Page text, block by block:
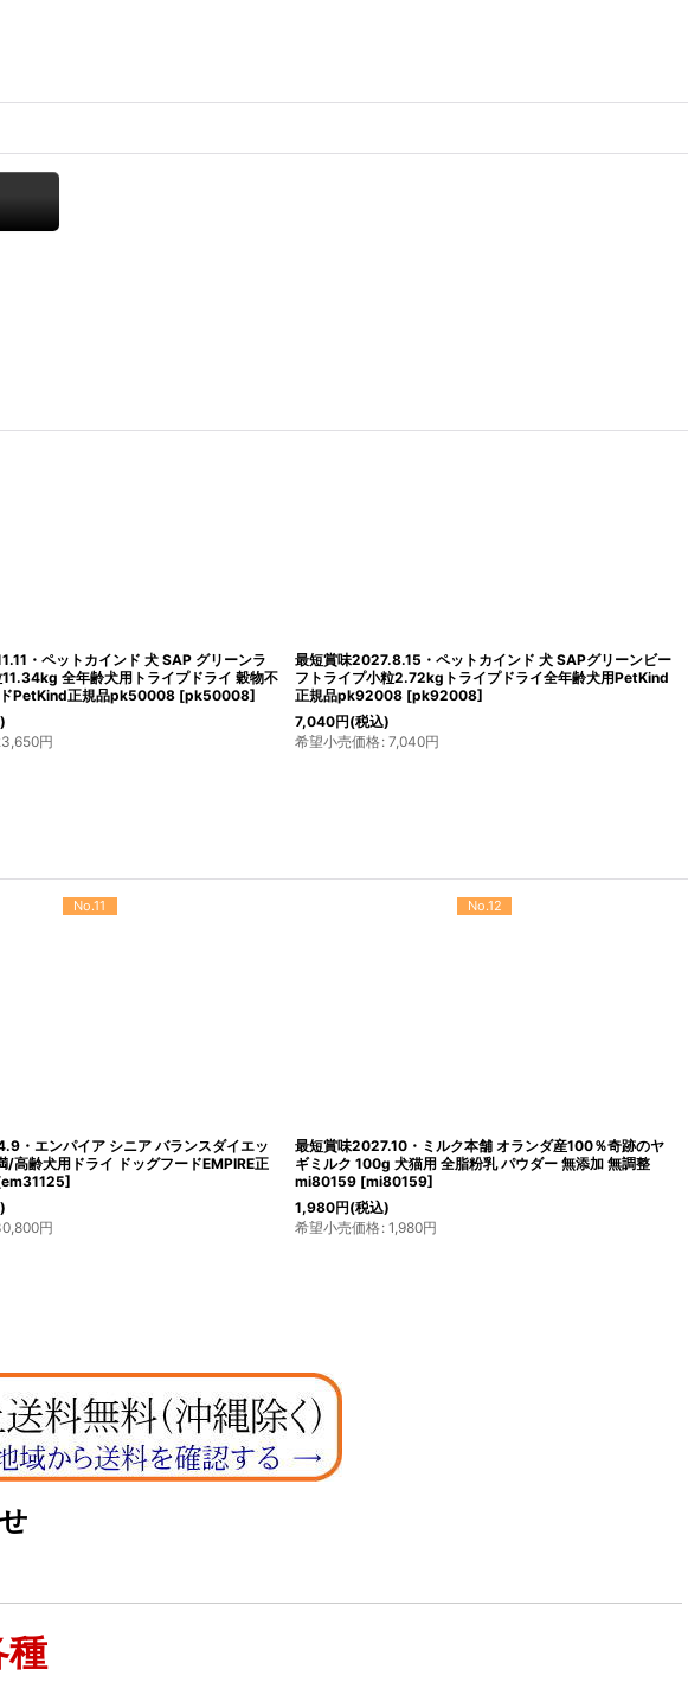
・ペットカインド 犬 SAP グリーンラ
11.34kg 全年齢犬用トライプドライ 穀物不
PetKind正規品pk50008 [pk50008]
円
最短賞味2027.8.15・ペットカインド 犬 SAPグリーンビー
フトライプ小粒2.72kgトライプドライ全年齢犬用PetKind
正規品pk92008 [pk92008]
7,040円(税込)
希望小売価格: 7,040円
No.11
・エンパイア シニア バランスダイエッ
/高齢犬用ドライ ドッグフードEMPIRE正
em31125]
円
No.12
最短賞味2027.10・ミルク本舗 オランダ産100％奇跡のヤ
ギミルク 100g 犬猫用 全脂粉乳 パウダー 無添加 無調整
mi80159 [mi80159]
1,980円(税込)
希望小売価格: 1,980円